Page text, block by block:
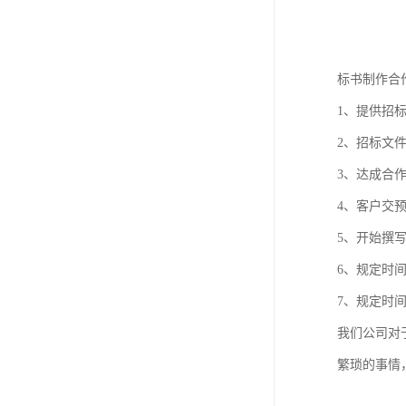
标书制作合
1、提供招
2、招标文
3、达成合
4、客户交预
5、开始撰
6、规定时
7、规定时
我们公司对
繁琐的事情